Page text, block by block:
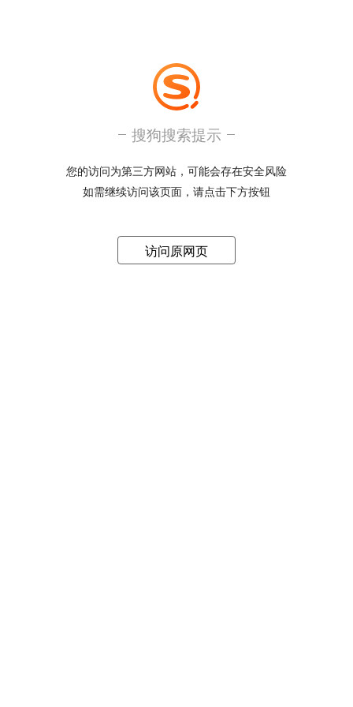
搜狗搜索提示
您的访问为第三方网站，可能会存在安全风险
如需继续访问该页面，请点击下方按钮
访问原网页